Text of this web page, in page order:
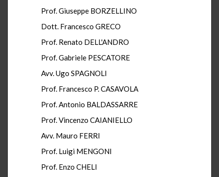
Prof. Giuseppe BORZELLINO
Dott. Francesco GRECO
Prof. Renato DELL'ANDRO
Prof. Gabriele PESCATORE
Avv. Ugo SPAGNOLI
Prof. Francesco P. CASAVOLA
Prof. Antonio BALDASSARRE
Prof. Vincenzo CAIANIELLO
Avv. Mauro FERRI
Prof. Luigi MENGONI
Prof. Enzo CHELI